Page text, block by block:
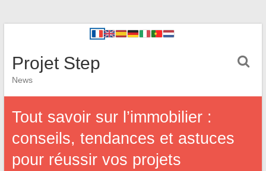
Projet Step
News
Tout savoir sur l’immobilier :
conseils, tendances et astuces
pour réussir vos projets